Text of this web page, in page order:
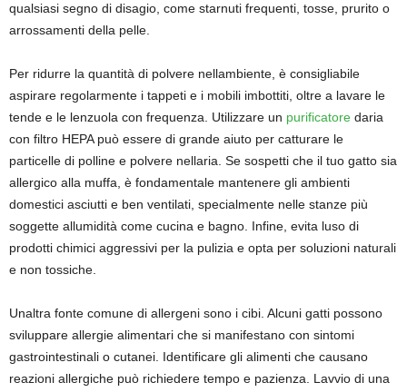
qualsiasi segno di disagio, come starnuti frequenti, tosse, prurito o
arrossamenti della pelle.
Per ridurre la quantità di polvere nellambiente, è consigliabile
aspirare regolarmente i tappeti e i mobili imbottiti, oltre a lavare le
tende e le lenzuola con frequenza. Utilizzare un purificatore daria
con filtro HEPA può essere di grande aiuto per catturare le
particelle di polline e polvere nellaria. Se sospetti che il tuo gatto sia
allergico alla muffa, è fondamentale mantenere gli ambienti
domestici asciutti e ben ventilati, specialmente nelle stanze più
soggette allumidità come cucina e bagno. Infine, evita luso di
prodotti chimici aggressivi per la pulizia e opta per soluzioni naturali
e non tossiche.
Unaltra fonte comune di allergeni sono i cibi. Alcuni gatti possono
sviluppare allergie alimentari che si manifestano con sintomi
gastrointestinali o cutanei. Identificare gli alimenti che causano
reazioni allergiche può richiedere tempo e pazienza. Lavvio di una